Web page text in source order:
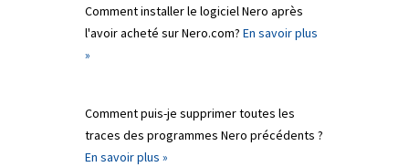
Comment installer le logiciel Nero après
l'avoir acheté sur Nero.com? En savoir plus
»
Comment puis-je supprimer toutes les
traces des programmes Nero précédents ?
En savoir plus »